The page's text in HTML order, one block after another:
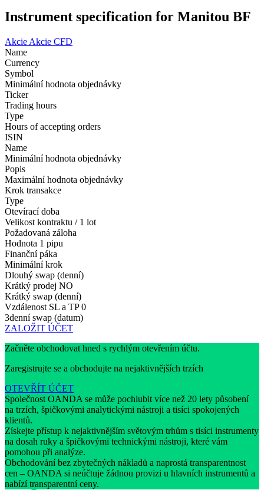
Instrument specification for Manitou BF
Akcie Akcie CFD
Name
Currency
Symbol
Minimální hodnota objednávky
Ticker
Trading hours
Type
Hours of accepting orders
ISIN
Name
Minimální hodnota objednávky
Popis
Maximální hodnota objednávky
Krok transakce
Type
Otevírací doba
Velikost kontraktu / 1 lot
Požadovaná záloha
Hodnota 1 pipu
Finanční páka
Minimální krok
Dlouhý swap (denní)
Krátký prodej NO
Krátký swap (denní)
Vzdálenost SL a TP 0
3denní swap (datum)
ZALOŽIT ÚČET
Začněte obchodovat hned s rychlým otevřením účtu.
Zaregistrujte se a obchodujte na nejaktivnějších trzích
OTEVŘÍT ÚČET
Společnost OANDA se může pochlubit více než 20 lety působení
na trzích, špičkovými analytickými nástroji a tisíci spokojených
klientů.
Získejte přístup k nejaktivnějším světovým trhům s tisíci instrumenty
na dosah ruky a špičkovými technickými nástroji, které vám
pomohou při analýze.
Obchodování bez zbytečných nákladů a naprostá transparentnost
cen – OANDA si neúčtuje žádnou provizi u hlavních instrumentů a
nabízí transparentní ceny.